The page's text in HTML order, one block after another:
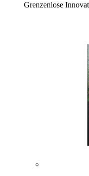
Grenzenlose